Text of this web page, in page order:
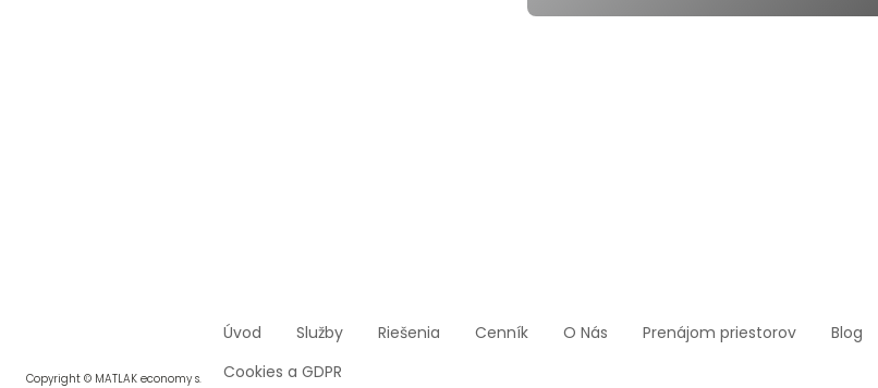
Copyright © MATLAK economy s.
Úvod Služby Riešenia Cenník O Nás Prenájom priestorov Blog
Cookies a GDPR